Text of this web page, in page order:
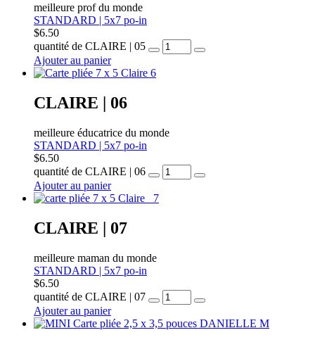
meilleure prof du monde
STANDARD | 5x7 po-in
$6.50
quantité de CLAIRE | 05
Ajouter au panier
CLAIRE | 06
meilleure éducatrice du monde
STANDARD | 5x7 po-in
$6.50
quantité de CLAIRE | 06
Ajouter au panier
CLAIRE | 07
meilleure maman du monde
STANDARD | 5x7 po-in
$6.50
quantité de CLAIRE | 07
Ajouter au panier